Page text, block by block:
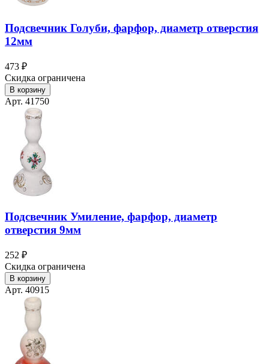
Подсвечник Голуби, фарфор, диаметр отверстия
12мм
473 ₽
Скидка ограничена
В корзину
Арт. 41750
Подсвечник Умиление, фарфор, диаметр
отверстия 9мм
252 ₽
Скидка ограничена
В корзину
Арт. 40915